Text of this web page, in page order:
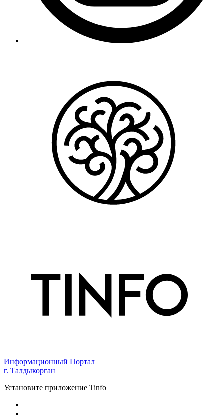
Информационный Портал
г. Талдыкорган
Установите приложение Tinfo